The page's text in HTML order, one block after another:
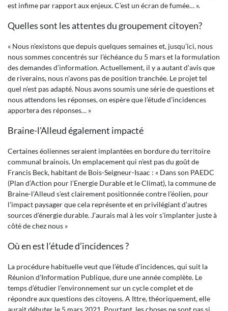
est infime par rapport aux enjeux. C’est un écran de fumée… ».
Quelles sont les attentes du groupement citoyen?
« Nous n’existons que depuis quelques semaines et, jusqu’ici, nous
nous sommes concentrés sur l’échéance du 5 mars et la formulation
des demandes d’information. Actuellement, il y a autant d’avis que
de riverains, nous n’avons pas de position tranchée. Le projet tel
quel n’est pas adapté. Nous avons soumis une série de questions et
nous attendons les réponses, on espère que l’étude d’incidences
apportera des réponses… »
Braine-l’Alleud également impacté
Certaines éoliennes seraient implantées en bordure du territoire
communal brainois. Un emplacement qui n’est pas du goût de
Francis Beck, habitant de Bois-Seigneur-Isaac : « Dans son PAEDC
(Plan d’Action pour l’Energie Durable et le Climat), la commune de
Braine-l’Alleud s’est clairement positionnée contre l’éolien, pour
l’impact paysager que cela représente et en privilégiant d’autres
sources d’énergie durable. J’aurais mal à les voir s’implanter juste à
côté de chez nous »
Où en est l’étude d’incidences ?
La procédure habituelle veut que l’étude d’incidences, qui suit la
Réunion d’Information Publique, dure une année complète. Le
temps d’étudier l’environnement sur un cycle complet et de
répondre aux questions des citoyens. A Ittre, théoriquement, elle
aurait débuter le 5 mars 2021. Pourtant, les choses ne sont pas si